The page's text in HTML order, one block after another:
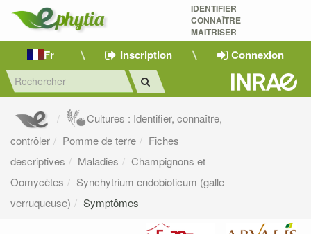
IDENTIFIER
CONNAÎTRE
MAÎTRISER
Fr Inscription Connexion
Cultures : Identifier, connaître,
contrôler
Pomme de terre
Fiches
descriptives
Maladies
Champignons et
Oomycètes
Synchytrium endobioticum (galle
verruqueuse)
Symptômes